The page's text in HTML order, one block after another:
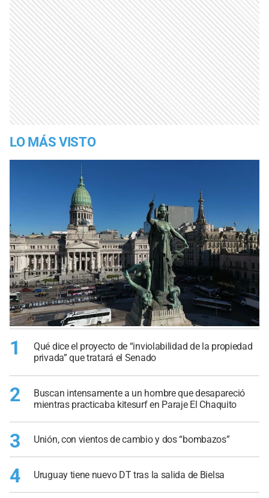
LO MÁS VISTO
1
Qué dice el proyecto de “inviolabilidad de la propiedad
privada” que tratará el Senado
2
Buscan intensamente a un hombre que desapareció
mientras practicaba kitesurf en Paraje El Chaquito
3 Unión, con vientos de cambio y dos “bombazos”
4 Uruguay tiene nuevo DT tras la salida de Bielsa